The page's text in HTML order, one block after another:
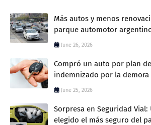
Más autos y menos
parque automotor
June 26, 2026
Compró un auto por plan
indemnizado por la demora
June 25, 2026
Sorpresa en Seguridad
elegido el más seguro del